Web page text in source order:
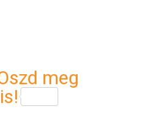
meg